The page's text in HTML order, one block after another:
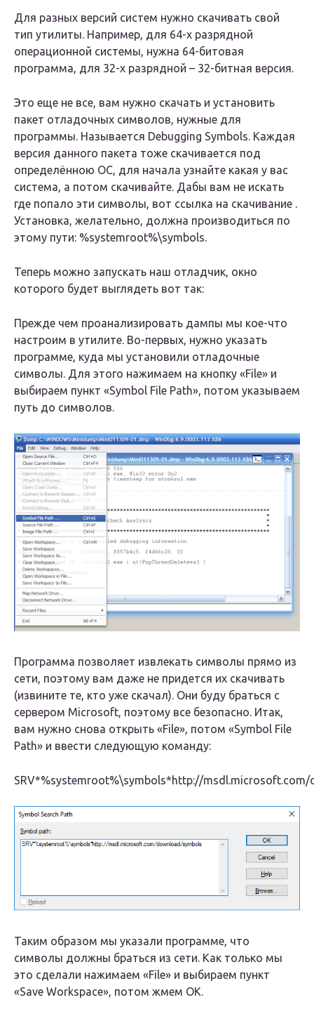
Для разных версий систем нужно скачивать свой
тип утилиты. Например, для 64-х разрядной
операционной системы, нужна 64-битовая
программа, для 32-х разрядной – 32-битная версия.
Это еще не все, вам нужно скачать и установить
пакет отладочных символов, нужные для
программы. Называется Debugging Symbols. Каждая
версия данного пакета тоже скачивается под
определённою ОС, для начала узнайте какая у вас
система, а потом скачивайте. Дабы вам не искать
где попало эти символы, вот ссылка на скачивание .
Установка, желательно, должна производиться по
этому пути: %systemroot%\symbols.
Теперь можно запускать наш отладчик, окно
которого будет выглядеть вот так:
Прежде чем проанализировать дампы мы кое-что
настроим в утилите. Во-первых, нужно указать
программе, куда мы установили отладочные
символы. Для этого нажимаем на кнопку «File» и
выбираем пункт «Symbol File Path», потом указываем
путь до символов.
Программа позволяет извлекать символы прямо из
сети, поэтому вам даже не придется их скачивать
(извините те, кто уже скачал). Они буду браться с
сервером Microsoft, поэтому все безопасно. Итак,
вам нужно снова открыть «File», потом «Symbol File
Path» и ввести следующую команду:
SRV*%systemroot%\symbols*http://
Таким образом мы указали программе, что
символы должны браться из сети. Как только мы
это сделали нажимаем «File» и выбираем пункт
«Save Workspace», потом жмем ОК.